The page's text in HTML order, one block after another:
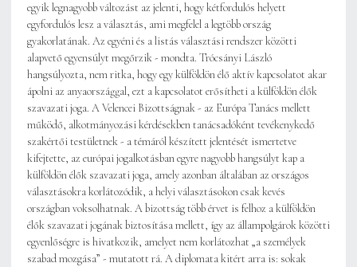
egyik legnagyobb változást az jelenti, hogy kétfordulós helyett
egyfordulós lesz a választás, ami megfelel a legtöbb ország
gyakorlatának. Az egyéni és a listás választási rendszer közötti
alapvető egyensúlyt megőrzik - mondta. Trócsányi László
hangsúlyozta, nem ritka, hogy egy külföldön élő aktív kapcsolatot akar
ápolni az anyaországgal, ezt a kapcsolatot erősítheti a külföldön élők
szavazati joga. A Velencei Bizottságnak - az Európa Tanács mellett
működő, alkotmányozási kérdésekben tanácsadóként tevékenykedő
szakértői testületnek - a témáról készített jelentését ismertetve
kifejtette, az európai jogalkotásban egyre nagyobb hangsúlyt kap a
külföldön élők szavazati joga, amely azonban általában az országos
választásokra korlátozódik, a helyi választásokon csak kevés
országban voksolhatnak. A bizottság több érvet is felhoz a külföldön
élők szavazati jogának biztosítása mellett, így az állampolgárok közötti
egyenlőségre is hivatkozik, amelyet nem korlátozhat „a személyek
szabad mozgása” - mutatott rá. A diplomata kitért arra is: sokak